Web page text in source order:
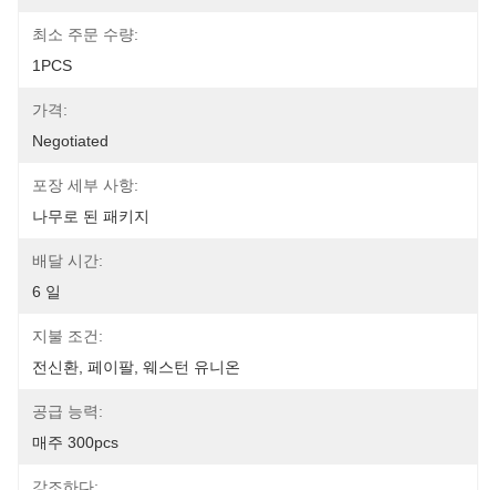
최소 주문 수량:
1PCS
가격:
Negotiated
포장 세부 사항:
나무로 된 패키지
배달 시간:
6 일
지불 조건:
전신환, 페이팔, 웨스턴 유니온
공급 능력:
매주 300pcs